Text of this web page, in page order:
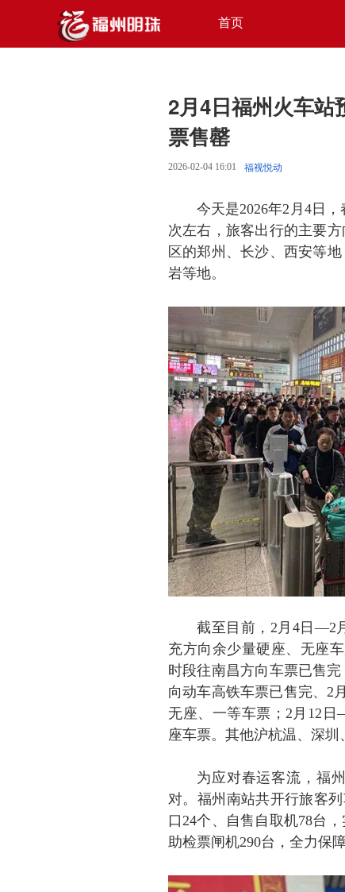
首页
2月4日福州火车站
票售罄
2026-02-04 16:01 福视悦动
今天是2026年2月4日
次左右，旅客出行的主要
区的郑州、长沙、西安等
岩等地。
截至目前，2月4日—2
充方向余少量硬座、无座
时段往南昌方向车票已售
向动车高铁车票已售完、2
无座、一等车票；2月12日
座车票。其他沪杭温、深圳
为应对春运客流，福
对。福州南站共开行旅客
口24个、自售自取机78台
助检票闸机290台，全力保